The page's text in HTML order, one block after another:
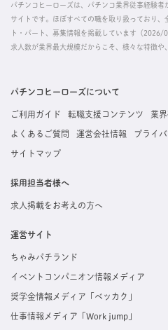
パチンコヒーローズは、パチンコ業界従事経験者
サイトです。ほぼすべての職を取り扱っており
ト・パート、募集情報を掲載しています（2026/
求人数が業界最大規模だからこそ、様々な特徴
掲載している求人は、すべて契約法人様から寄
た内容はすぐに直接事業所に届くためスムーズに
パチンコヒーローズについて
ご利用ガイド 転職支援コンテンツ 業
よくあるご質問 運営会社情報 プライ
サイトマップ
採用担当者様へ
求人掲載をお考えの方へ
運営サイト
ちゃみパチランド
イベントコンパニオン情報メディア
奨学金情報メディア「ベッカク」
仕事情報メディア「Work jump」